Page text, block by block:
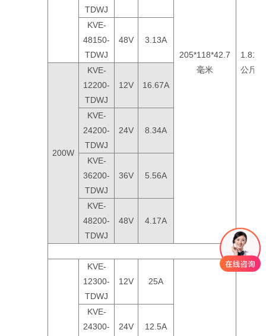
205*118*42.7
毫米
1.81
公斤
TDWJ
KVE-
48150-
TDWJ
48V 3.13A
200W
KVE-
12200-
TDWJ
12V 16.67A
KVE-
24200-
TDWJ
24V 8.34A
KVE-
36200-
TDWJ
36V 5.56A
KVE-
48200-
TDWJ
48V 4.17A
KVE-
12300-
TDWJ
12V 25A
KVE-
24300-
24V 12.5A